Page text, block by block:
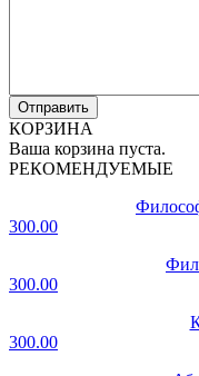
КОРЗИНА
Ваша корзина пуста.
РЕКОМЕНДУЕМЫЕ
300.00
300.00
300.00